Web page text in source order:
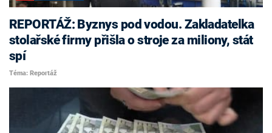
REPORTÁŽ: Byznys pod vodou. Zakladatelka
stolařské firmy přišla o stroje za miliony, stát
spí
Téma: Reportáž